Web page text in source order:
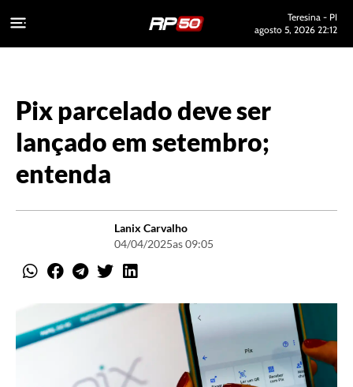
Teresina - PI
agosto 5, 2026 22:12
Pix parcelado deve ser
lançado em setembro;
entenda
Lanix Carvalho
04/04/2025as 09:05